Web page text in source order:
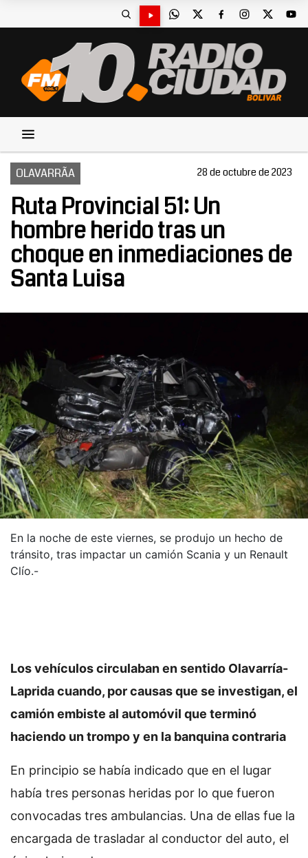
OLAVARRÃA 28 de octubre de 2023
Ruta Provincial 51: Un
hombre herido tras un
choque en inmediaciones de
Santa Luisa
En la noche de este viernes, se produjo un hecho de
tránsito, tras impactar un camión Scania y un Renault
Clío.-
Los vehículos circulaban en sentido Olavarría-
Laprida cuando, por causas que se investigan, el
camión embiste al automóvil que terminó
haciendo un trompo y en la banquina contraria
En principio se había indicado que en el lugar
había tres personas heridas por lo que fueron
convocadas tres ambulancias. Una de ellas fue la
encargada de trasladar al conductor del auto, el